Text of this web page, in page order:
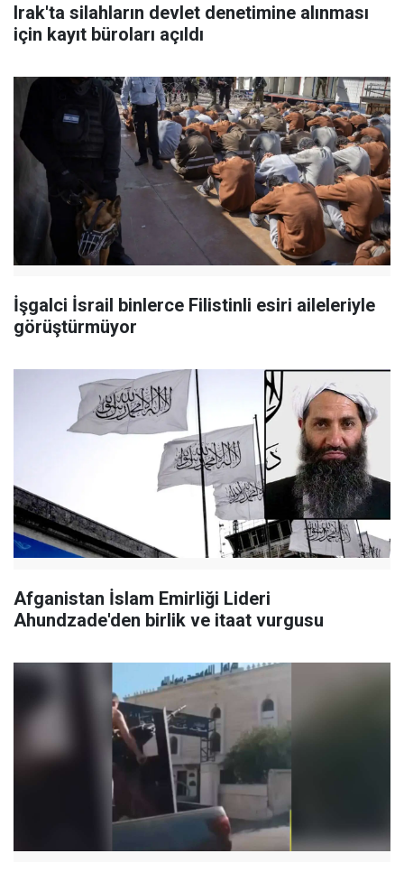
Irak'ta silahların devlet denetimine alınması
için kayıt büroları açıldı
İşgalci İsrail binlerce Filistinli esiri aileleriyle
görüştürmüyor
Afganistan İslam Emirliği Lideri
Ahundzade'den birlik ve itaat vurgusu